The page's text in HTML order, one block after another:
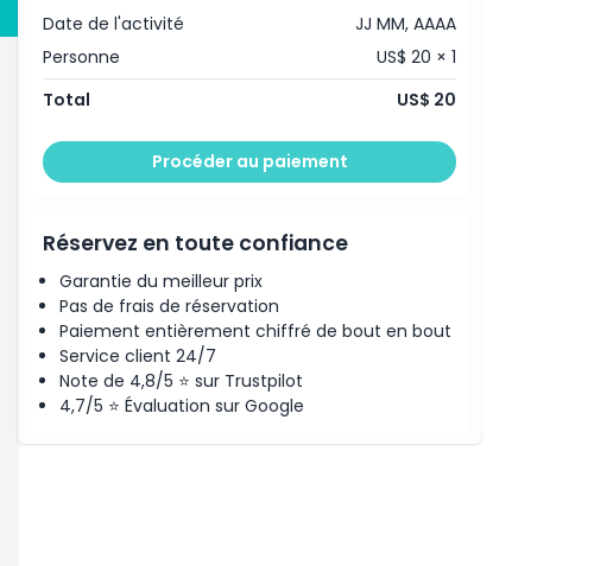
Date de l'activité
JJ MM, AAAA
Personne
US$ 20 × 1
Total
US$ 20
Procéder au paiement
Réservez en toute confiance
Garantie du meilleur prix
Pas de frais de réservation
Paiement entièrement chiffré de bout en bout
Service client 24/7
Note de 4,8/5 ⭐ sur Trustpilot
4,7/5 ⭐ Évaluation sur Google